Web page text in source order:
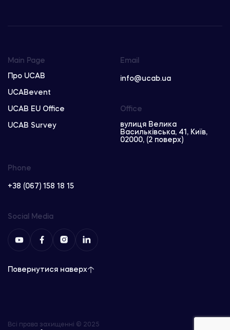
Main Page
Про UCAB
UCABevent
UCAB EU Office
UCAB Survey
Email
info@ucab.ua
Phone
+38 (067) 158 18 15
Office
вулиця Велика
Васильківська, 41, Київ,
02000, (2 поверх)
Social Media
Повернутися наверх
Всі права захищенні © 2025